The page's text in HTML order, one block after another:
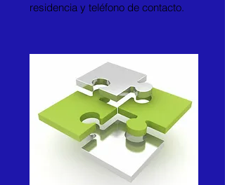
residencia y teléfono de contacto.